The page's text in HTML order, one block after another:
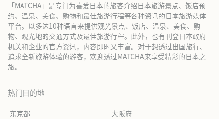
「MATCHA」是专门为喜爱日本的旅客介绍日本旅游景点、饭店预
约、温泉、美食、购物和最佳旅游行程等各种资讯的日本旅游媒体
平台。以多达10种语言来提供观光景点、饭店、温泉、美食、购
物、观光地的交通方式及最佳旅游行程。此外，也有刊登日本政府
机关和企业的官方资讯，内容即时又丰富。对于想透过出国旅行、
追求全新旅游体验的游客，欢迎透过MATCHA来享受精彩的日本之
旅。
热门目的地
东京都 大阪府